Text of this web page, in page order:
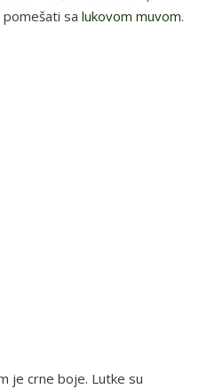
sa lukovom muvom.
je crne boje. Lutke su